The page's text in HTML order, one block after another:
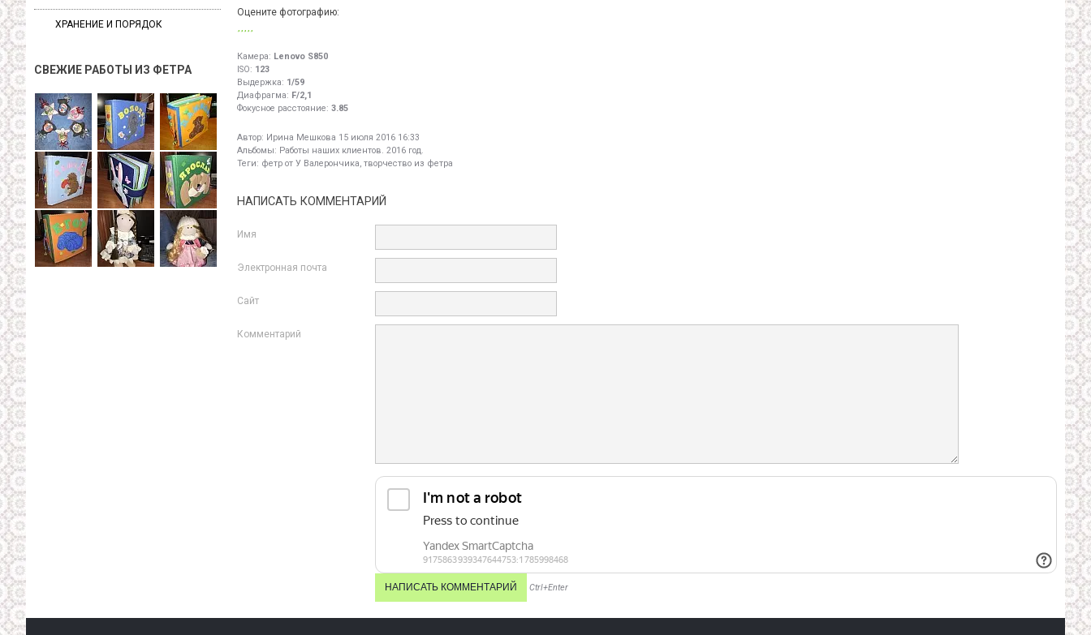
ХРАНЕНИЕ И ПОРЯДОК
СВЕЖИЕ РАБОТЫ ИЗ ФЕТРА
Оцените фотографию:
Камера: Lenovo S850
ISO: 123
Выдержка: 1/59
Диафрагма: F/2,1
Фокусное расстояние: 3.85
Автор: Ирина Мешкова 15 июля 2016 16:33
Альбомы: Работы наших клиентов. 2016 год.
Теги: фетр от У Валерончика, творчество из фетра
НАПИСАТЬ КОММЕНТАРИЙ
Имя
Электронная почта
Сайт
Комментарий
Ctrl+Enter